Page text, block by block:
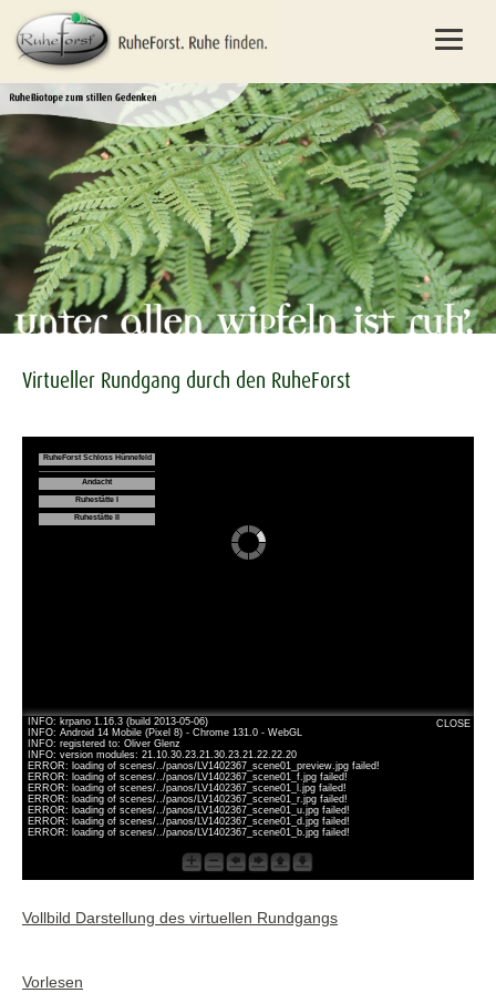
Virtueller Rundgang durch den RuheForst
Vollbild Darstellung des virtuellen Rundgangs
Vorlesen